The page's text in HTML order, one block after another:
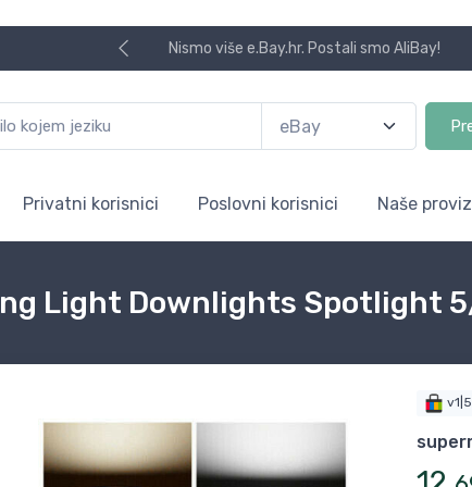
Nismo više e.Bay.hr. Postali smo AliBay!
Privatni korisnici Poslovni korisnici Naše
Light Downlights Spotlight